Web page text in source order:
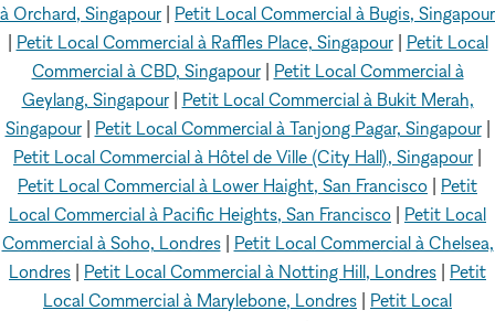
à Orchard, Singapour
Petit Local Commercial à Bugis, Singapour
Petit Local Commercial à Raffles Place, Singapour| Petit Local
Commercial à CBD, Singapour| Petit Local Commercial à
Geylang, Singapour| Petit Local Commercial à Bukit Merah,
Singapour| Petit Local Commercial à Tanjong Pagar, Singapour|
Petit Local Commercial à Hôtel de Ville (City Hall), Singapour
Petit Local Commercial à Lower Haight, San Francisco
Petit
Local Commercial à Pacific Heights, San Francisco
Petit Local
Commercial à Soho, Londres| Petit Local Commercial à Chelsea,
Londres
Petit Local Commercial à Notting Hill, Londres
Petit
Local Commercial à Marylebone, Londres
Petit Local